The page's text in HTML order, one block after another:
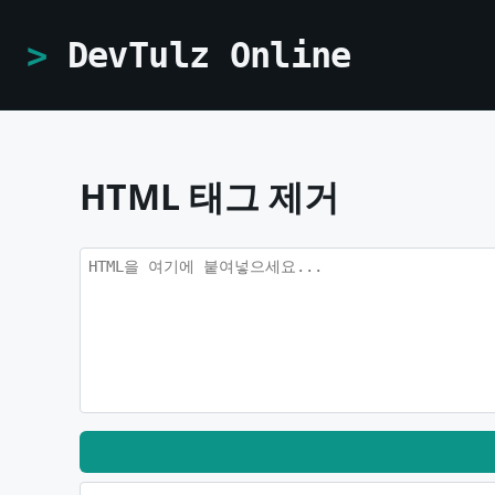
DevTulz Online
HTML 태그 제거